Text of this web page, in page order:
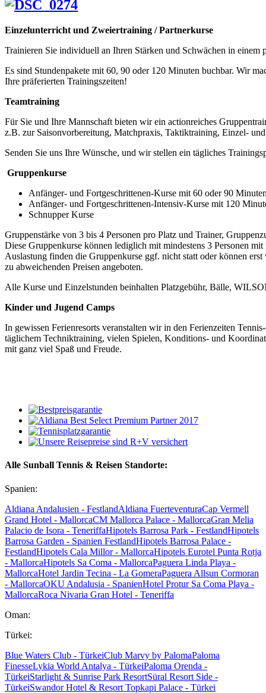
Einzelunterricht und Zweiertraining / Partnerkurse
Trainieren Sie individuell an Ihren Stärken und Schwächen in
Es sind Stundenpakete mit 60, 90 oder 120 Minuten buchbar. Wir
Ihre präferierten Trainingszeiten!
Teamtraining
Für Sie und Ihre Mannschaft bieten wir ein actionreiches
z.B. zur Saisonvorbereitung, Matchpraxis, Taktiktraining, Einzel-
Senden Sie uns Ihre Wünsche, und wir stellen ein tägliches
Gruppenkurse
Anfänger- und Fortgeschrittenen-Kurse mit 60 oder 90
Anfänger- und Fortgeschrittenen-Intensiv-Kurse mit 120
Schnupper Kurse
Gruppenstärke von 3 bis 4 Personen pro Platz und Trainer,
Diese Gruppenkurse können lediglich mit mindestens 3 Personen
Auslastung finden die Gruppenkurse ggf. nicht statt oder können
zu abweichenden Preisen angeboten.
Alle Kurse und Einzelstunden beinhalten Platzgebühr, Bälle,
Kinder und Jugend Camps
In gewissen Ferienresorts veranstalten wir in den Ferienzeiten
täglichem Techniktraining, vielen Spielen, Konditions- und
mit ganz viel Spaß und Freude.
Alle Sunball Tennis & Reisen Standorte:
Spanien:
Aldiana Andalusien - FestlandAldiana FuerteventuraCap Vermell
Grand Hotel - MallorcaCM Mallorca Palace - MallorcaGran Melia
Palacio de Isora - TeneriffaHipotels Barrosa Park - FestlandHipotels
Barrosa Garden - Spanien FestlandHipotels Barrosa Palace -
FestlandHipotels Cala Millor - MallorcaHipotels Eurotel Punta Rotja
- MallorcaHipotels Sa Coma - MallorcaPaguera Linda Playa -
MallorcaHotel Jardin Tecina - La GomeraPaguera Allsun Cormoran
- MallorcaOKU Andalusia - SpanienHotel Protur Sa Coma Playa -
MallorcaRoca Nivaria Gran Hotel - Teneriffa
Oman:
Türkei:
Blue Waters Club - TürkeiClub Marvy by PalomaPaloma
FinesseLykia World Antalya - TürkeiPaloma Orenda -
TürkeiStarlight & Sunrise Park ResortSüral Resort Side -
TürkeiSwandor Hotel & Resort Topkapi Palace - Türkei